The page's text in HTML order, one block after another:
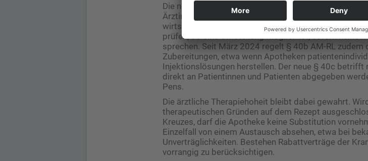
Die neue Regelung ergänzt ein bereits bestehendes
Ärztinnen und Ärzte sind nach § 40a AM-RL bereits
wirtschaftliches Präparat – häufig ein Biosimilar – zu
prüfen, ob eine Umstellung möglich ist, sofern keine
sprechen. Seit März 2024 regelt § 40b AM-RL zudem
Zubereitungen, etwa wenn Apotheken
Injektionslösungen herstellen. Der neue § 40c betrifft
direkt an Patientinnen und Patienten abgegeben
Pens.
Die ärztliche Therapiehoheit bleibt dabei gewahrt.
therapeutischen Gründen auf dem Rezept
Kreuzes, darf die Apotheke keine Substitution
Einzelfall von einem Austausch absehen, etwa bei
Unverträglichkeiten. Bestehen Rabattverträge der
vorrangig zu berücksichtigen.